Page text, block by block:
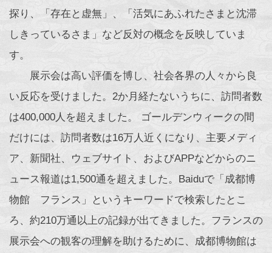
探り、「存在と虚無」、「活気にあふれたさまと沈滞
しきっているさま」など反対の概念を反映していま
す。
展示会は高い評価を博し、社会各界の人々から良
い反応を受けました。2か月経たないうちに、訪問者数
は400,000人を超えました。 ゴールデンウィークの間
だけには、訪問者数は16万人近くになり、主要メディ
ア、新聞社、ウェブサイト、およびAPPなどからのニ
ュース報道は1,500通を超えました。Baiduで「成都博
物館 フランス」というキーワードで検索したとこ
ろ、約210万通以上の記録が出てきました。フランスの
展示会への観客の理解を助けるために、成都博物館は